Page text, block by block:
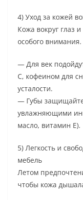
4) Уход за кожей
Кожа вокруг глаз
особого внимания.
— Для век
C, кофеином для
усталости.
— Губы защищайте
увлажняющими
масло, витамин E).
5) Легкость и
мебель
Летом
чтобы кожа